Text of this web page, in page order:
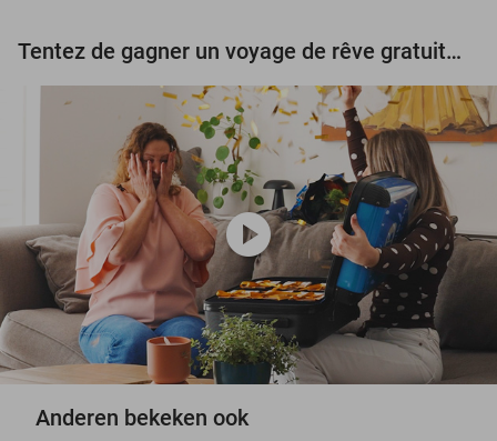
Tentez de gagner un voyage de rêve gratuit d'une valeur de 3.000 € !
play_circle
Anderen bekeken ook